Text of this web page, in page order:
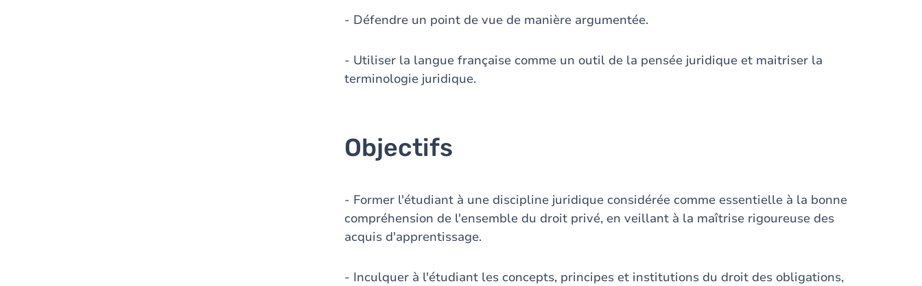
- Défendre un point de vue de manière argumentée.
- Utiliser la langue française comme un outil de la pensée juridique et maitriser la
terminologie juridique.
Objectifs
- Former l'étudiant à une discipline juridique considérée comme essentielle à la bonne
compréhension de l'ensemble du droit privé, en veillant à la maîtrise rigoureuse des
acquis d'apprentissage.
- Inculquer à l'étudiant les concepts, principes et institutions du droit des obligations,